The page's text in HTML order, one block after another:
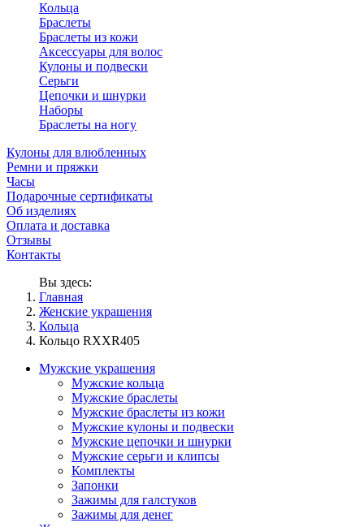
Кольца
Браслеты
Браслеты из кожи
Аксессуары для волос
Кулоны и подвески
Серьги
Цепочки и шнурки
Наборы
Браслеты на ногу
Кулоны для влюбленных
Ремни и пряжки
Часы
Подарочные сертификаты
Об изделиях
Оплата и доставка
Отзывы
Контакты
Вы здесь:
Главная
Женские украшения
Кольца
Кольцо RXXR405
Мужские украшения
Мужские кольца
Мужские браслеты
Мужские браслеты из кожи
Мужские кулоны и подвески
Мужские цепочки и шнурки
Мужские серьги и клипсы
Комплекты
Запонки
Зажимы для галстуков
Зажимы для денег